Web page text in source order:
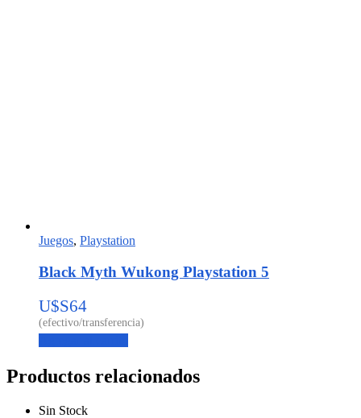
Juegos, Playstation
Black Myth Wukong Playstation 5
U$S64
Productos relacionados
Sin Stock